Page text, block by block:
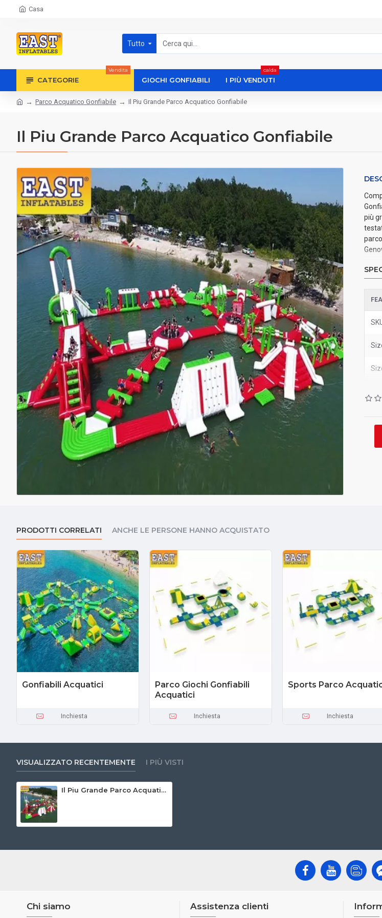
Casa
Tutto
CATEGORIE
Vendita
GIOCHI GONFIABILI I PIÙ VENDUTI
calda
Parco Acquatico Gonfiabile Il Piu Grande Parco Acquatico Gonfiabile
Il Piu Grande Parco Acquatico Gonfiabile
più
PRODOTTI CORRELATI ANCHE LE PERSONE HANNO ACQUISTATO
Gonfiabili Acquatici
Inchiesta
Parco Giochi Gonfiabili
Acquatici
Inchiesta
Sports Parco
Inchiesta
VISUALIZZATO RECENTEMENTE I PIÙ VISTI
Il Piu Grande Parco Acquatico Gonfiabile
Chi siamo Assistenza clienti